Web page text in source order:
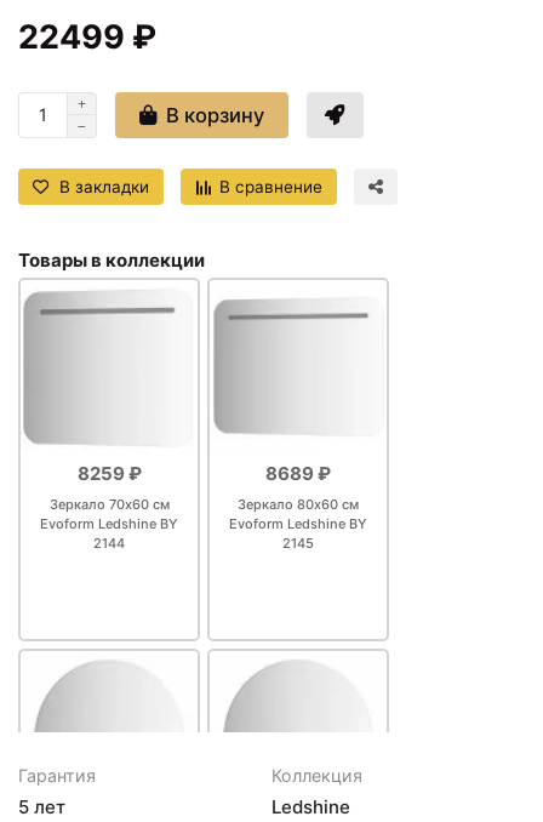
22499 ₽
В корзину
В закладки В сравнение
Товары в коллекции
8259 ₽
Зеркало 70х60 см
Evoform Ledshine BY
2144
8689 ₽
Зеркало 80х60 см
Evoform Ledshine BY
2145
Гарантия
5 лет
Коллекция
Ledshine